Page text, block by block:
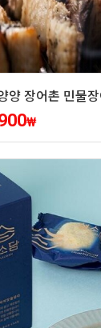
양 장어촌 민물
₩